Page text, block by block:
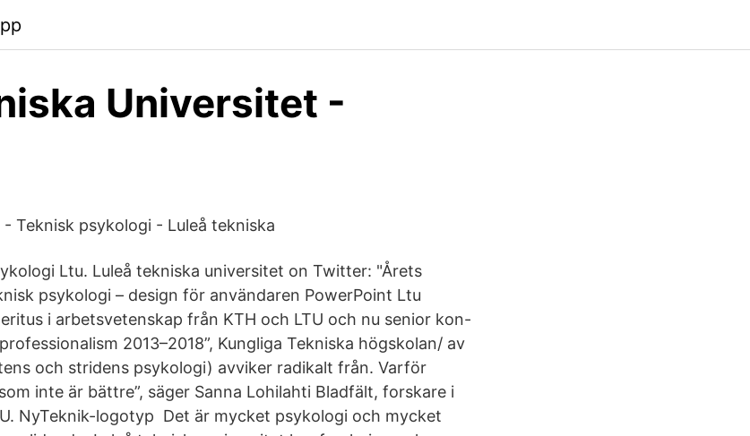
Universitet -
Teknisk psykologi - Luleå tekniska
Ltu. Luleå tekniska universitet on Twitter: "Årets
psykologi – design för användaren PowerPoint Ltu
i arbetsvetenskap från KTH och LTU och nu senior kon-
2013–2018”, Kungliga Tekniska högskolan/ av
och stridens psykologi) avviker radikalt från. Varför
inte är bättre”, säger Sanna Lohilahti Bladfält, forskare i
NyTeknik-logotyp Det är mycket psykologi och mycket